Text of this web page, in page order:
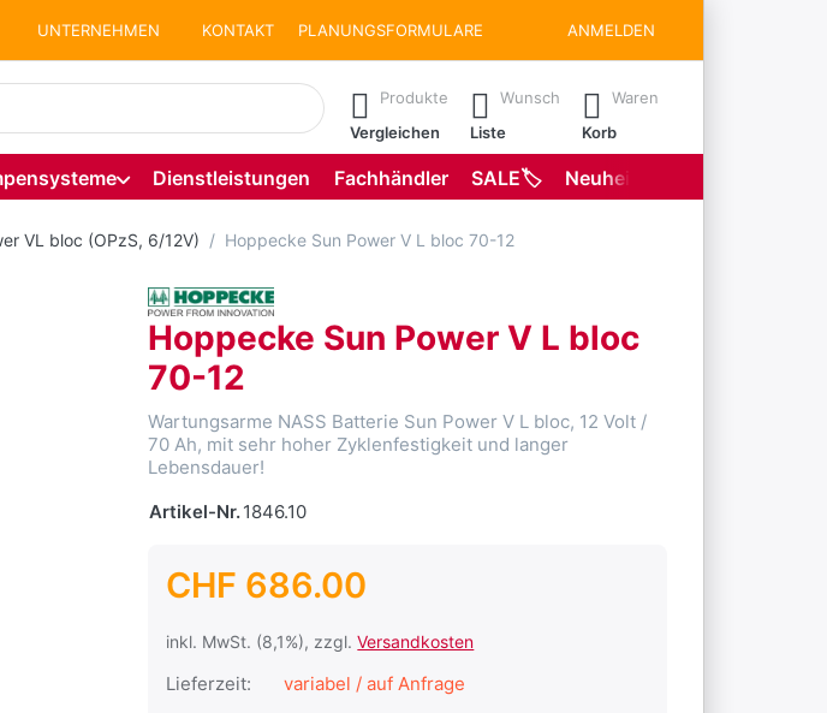
UNTERNEHMEN KONTAKT PLANUNGSFORMULARE ANMELDEN
Sie tippen, erscheinen automatisch erste Ergebnisse. Drücken Sie die Eingabetaste, um
Produkte
Vergleichen
Wunsch
Liste
Waren
Korb
Dienstleistungen Fachhändler SALE🏷️ Neuheiten
VL bloc (OPzS, 6/12V) Hoppecke Sun Power V L bloc 70-12
Hoppecke Sun Power V L bloc
70-12
Wartungsarme NASS Batterie Sun Power V L bloc, 12 Volt /
70 Ah, mit sehr hoher Zyklenfestigkeit und langer
Lebensdauer!
Artikel-Nr.1846.10
CHF 686.00
inkl. MwSt. (8,1%), zzgl.Versandkosten
Lieferzeit:
variabel / auf Anfrage